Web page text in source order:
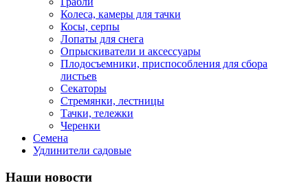
Колеса, камеры для тачки
Косы, серпы
Лопаты для снега
Опрыскиватели и аксессуары
Плодосъемники, приспособления для сбора
листьев
Секаторы
Стремянки, лестницы
Тачки, тележки
Черенки
Семена
Удлинители садовые
Наши новости